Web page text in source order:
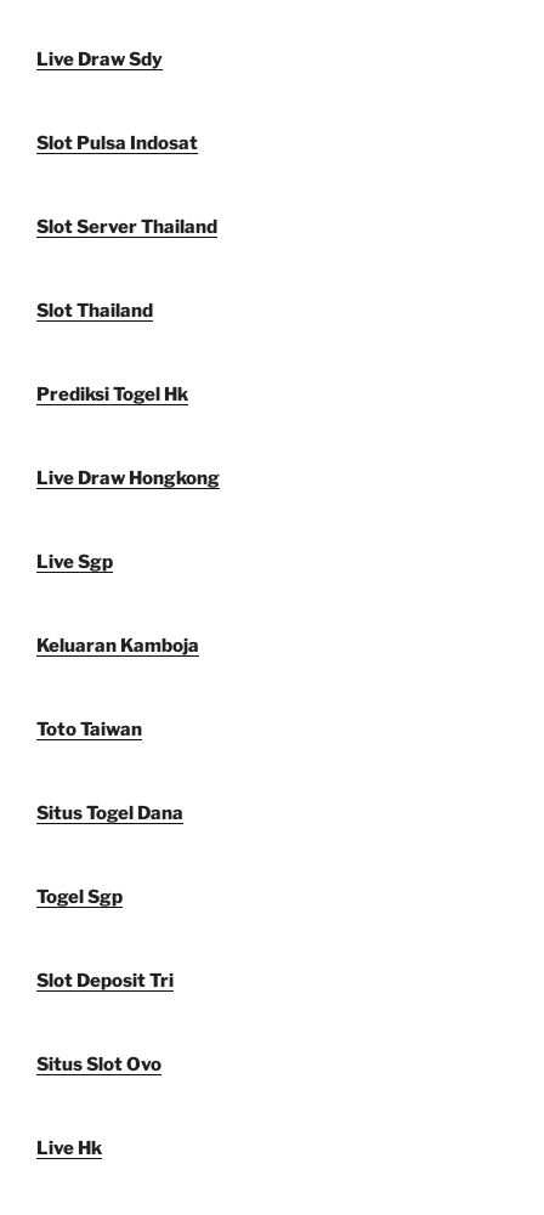
Live Draw Sdy
Slot Pulsa Indosat
Slot Server Thailand
Slot Thailand
Prediksi Togel Hk
Live Draw Hongkong
Live Sgp
Keluaran Kamboja
Toto Taiwan
Situs Togel Dana
Togel Sgp
Slot Deposit Tri
Situs Slot Ovo
Live Hk